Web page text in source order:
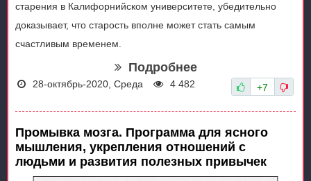
старения в Калифорнийском университете, убедительно
доказывает, что старость вполне может стать самым
счастливым временем.
Подробнее
28-октябрь-2020, Среда 4 482 +7
Промывка мозга. Программа для ясного
мышления, укрепления отношений с
людьми и развития полезных привычек